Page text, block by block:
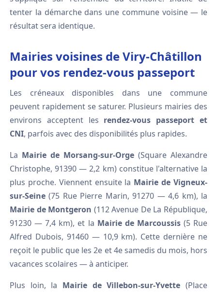
tenter la démarche dans une commune voisine — le
résultat sera identique.
Mairies voisines de Viry-Châtillon
pour vos rendez-vous passeport
Les créneaux disponibles dans une commune
peuvent rapidement se saturer. Plusieurs mairies des
environs acceptent les rendez-vous passeport et
CNI, parfois avec des disponibilités plus rapides.
La Mairie de Morsang-sur-Orge (Square Alexandre
Christophe, 91390 — 2,2 km) constitue l'alternative la
plus proche. Viennent ensuite la Mairie de Vigneux-
sur-Seine (75 Rue Pierre Marin, 91270 — 4,6 km), la
Mairie de Montgeron (112 Avenue De La République,
91230 — 7,4 km), et la Mairie de Marcoussis(5 Rue
Alfred Dubois, 91460 — 10,9 km). Cette dernière ne
reçoit le public que les 2e et 4e samedis du mois, hors
vacances scolaires — à anticiper.
Plus loin, la Mairie de Villebon-sur-Yvette (Place